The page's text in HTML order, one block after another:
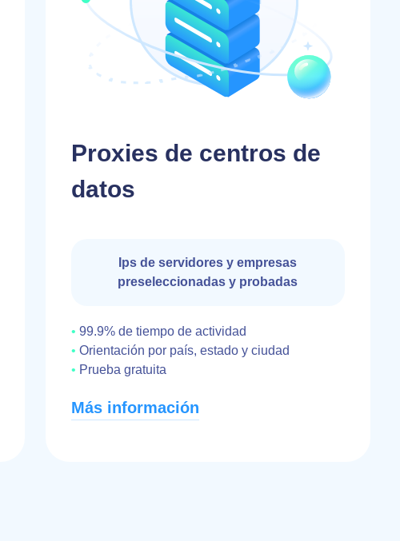
Proxies de centros de
datos
Ips de servidores y empresas
preseleccionadas y probadas
99.9% de tiempo de actividad
Orientación por país, estado y ciudad
Prueba gratuita
Más información